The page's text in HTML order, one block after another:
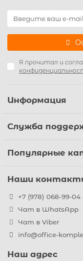
Я прочитал и
Информация
Служба
Популярные
Наши
+7 (978) 068-99-04
Чат в WhatsApp
Чат в Viber
info@office-
Наш адрес